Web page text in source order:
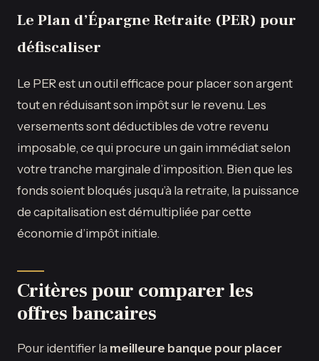
Le Plan d’Épargne Retraite (PER) pour
défiscaliser
Le PER est un outil efficace pour placer son argent
tout en réduisant son impôt sur le revenu. Les
versements sont déductibles de votre revenu
imposable, ce qui procure un gain immédiat selon
votre tranche marginale d’imposition. Bien que les
fonds soient bloqués jusqu’à la retraite, la puissance
de capitalisation est démultipliée par cette
économie d’impôt initiale.
Critères pour comparer les
offres bancaires
Pour identifier lameilleure banque pour placer